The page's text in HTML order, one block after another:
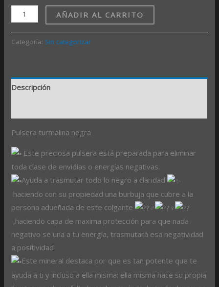
AÑADIR AL CARRITO
Categoría: Sin categorizar
Descripción
Pulsera turmalina negra
Este preciosa pulsera está preparada para eliminar
toda clase de envidias o energías negativas.
Ayuda a trasmutar todo lo negro a claridad
haciendo con su propiedad una burbuja que cubre a la
persona adueñada de este colgante
,haciendo capa de maxima protección para que nada
negativo se una a tu energía, trasmutará esa negatividad
a positividad
Este mineral destaca por que es tan potente que te
ayuda a ti y incluso a ella misma; ella misma hace su propia